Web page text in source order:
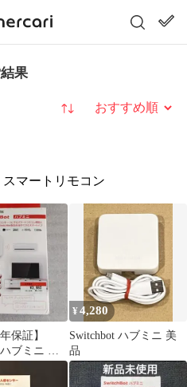
果
並び替え
スマートリモコン
保証】
ブミニ ス
ン スイッ
¥4,280
Switchbot ハブミニ 美
品